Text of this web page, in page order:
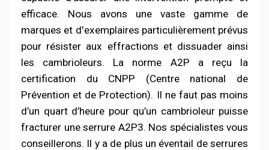
efficace. Nous avons une vaste gamme de
marques et d'exemplaires particulièrement prévus
pour résister aux effractions et dissuader ainsi
les cambrioleurs. La norme A2P a reçu la
certification du CNPP (Centre national de
Prévention et de Protection). Il ne faut pas moins
d’un quart d’heure pour qu’un cambrioleur puisse
fracturer une serrure A2P3. Nos spécialistes vous
conseillerons. Il y a de plus un éventail de serrures